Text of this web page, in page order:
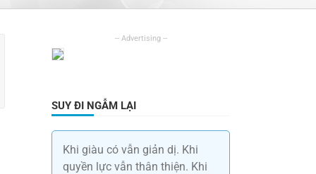
SUY ĐI NGẪM LẠI
Khi giàu có vẫn giản dị. Khi
quyền lực vẫn thân thiện. Khi